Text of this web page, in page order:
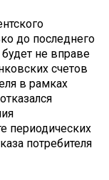
до последнего
не вправе
счетов
в рамках
периодических
потребителя